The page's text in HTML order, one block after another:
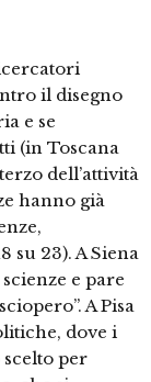
il disegno
e se
(in Toscana
dell’attività
hanno già
su 23). A Siena
e pare
A Pisa
dove i
scelto per